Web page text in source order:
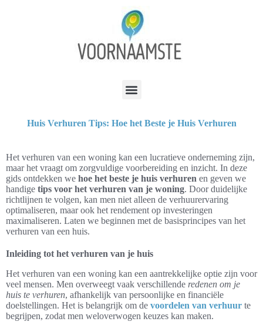
Huis Verhuren Tips: Hoe het Beste je Huis Verhuren
Het verhuren van een woning kan een lucratieve onderneming zijn,
maar het vraagt om zorgvuldige voorbereiding en inzicht. In deze
gids ontdekken we hoe het beste je huis verhuren en geven we
handige tips voor het verhuren van je woning. Door duidelijke
richtlijnen te volgen, kan men niet alleen de verhuurervaring
optimaliseren, maar ook het rendement op investeringen
maximaliseren. Laten we beginnen met de basisprincipes van het
verhuren van een huis.
Inleiding tot het verhuren van je huis
Het verhuren van een woning kan een aantrekkelijke optie zijn voor
veel mensen. Men overweegt vaak verschillende redenen om je
huis te verhuren, afhankelijk van persoonlijke en financiële
doelstellingen. Het is belangrijk om de voordelen van verhuur te
begrijpen, zodat men weloverwogen keuzes kan maken.